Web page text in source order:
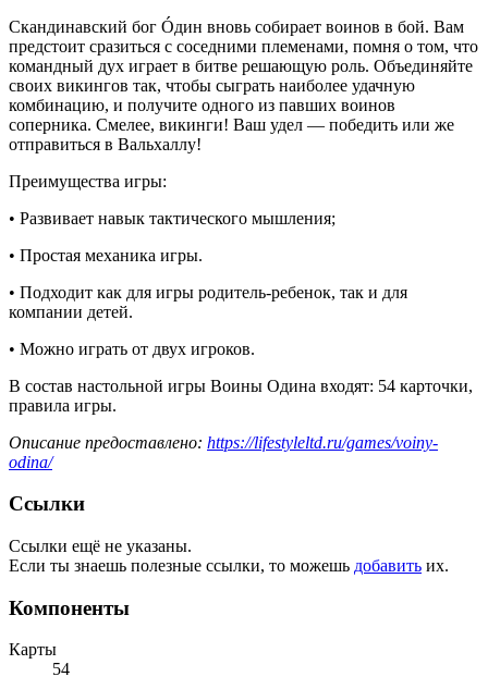
Скандинавский бог Óдин вновь собирает воинов в бой. Вам
предстоит сразиться с соседними племенами, помня о том, что
командный дух играет в битве решающую роль. Объединяйте
своих викингов так, чтобы сыграть наиболее удачную
комбинацию, и получите одного из павших воинов
соперника. Смелее, викинги! Ваш удел — победить или же
отправиться в Вальхаллу!
Преимущества игры:
• Развивает навык тактического мышления;
• Простая механика игры.
• Подходит как для игры родитель-ребенок, так и для
компании детей.
• Можно играть от двух игроков.
В состав настольной игры Воины Одина входят: 54 карточки,
правила игры.
Описание предоставлено: https://lifestyleltd.ru/games/voiny-
odina/
Ссылки
Ссылки ещё не указаны.
Если ты знаешь полезные ссылки, то можешь добавить их.
Компоненты
Карты
54